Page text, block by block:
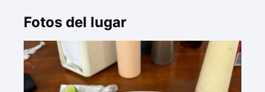
Fotos del lugar